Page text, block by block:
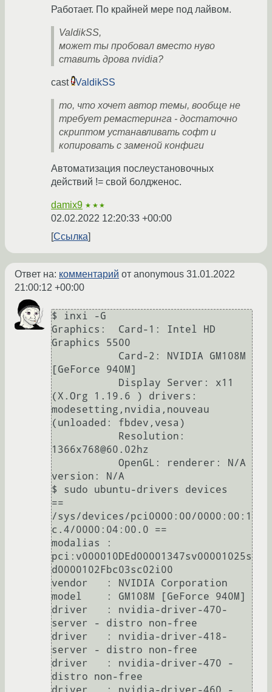
Работает. По крайней мере под лайвом.
ValdikSS,
может ты пробовал вместо нуво
ставить дрова nvidia?
cast ValdikSS
то, что хочет автор темы, вообще не
требует ремастеринга - достаточно
скриптом устанавливать софт и
копировать с заменой конфиги
Автоматизация послеустановочных
действий != свой болдженос.
damix9 ★★★
02.02.2022 12:20:33 +00:00
Ссылка
Ответ на: комментарий от anonymous 31.01.2022
21:00:12 +00:00
$ inxi -G
Graphics:  Card-1: Intel HD
Graphics 5500
[GeForce 940M]
(X.Org 1.19.6 ) drivers:
modesetting,nvidia,nouveau
(unloaded: fbdev,vesa)
1366x768@60.02hz
version: N/A
$ sudo ubuntu-drivers devices
==
/sys/devices/pci0000:00/0000:00:1
c.4/0000:04:00.0 ==
modalias :
pci:v000010DEd00001347sv00001025s
d0000102Fbc03sc02i00
vendor   : NVIDIA Corporation
model    : GM108M [GeForce 940M]
driver   : nvidia-driver-470-
server - distro non-free
driver   : nvidia-driver-418-
server - distro non-free
driver   : nvidia-driver-470 -
distro non-free